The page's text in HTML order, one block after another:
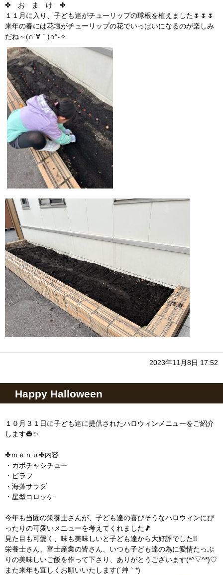
✤ お ま け ✤
１１月に入り、子ども達がチューリップの球根を植えました🌷🌷🌷
来年の春には花壇がチューリップの花でいっぱいになるのが楽しみ
だね～(∩´∀｀)∩°˖✧
2023年11月8日 17:52
Happy Halloween
１０月３１日に子ども達に提供されたハロウィンメニューをご紹介
します🎃✨
✤ｍｅｎｕ✤内容
・カボチャシチュー
・ピラフ
・海藻サラダ
・星型コロッケ
今年も当園の栄養士さんが、子ども達の喜びそうなハロウィンにぴ
ったりの可愛いメニューを考えてくれました🎵
見た目も可愛く、味も美味しいと子ども達から大好評でした❕❕
栄養士さん、富士産業の皆さん、いつも子ども達の為に愛情たっぷ
りの美味しいご飯を作って下さり、ありがとうございます(*^▽^*)♡
また来年も宜しくお願いいたします(´艸｀*)